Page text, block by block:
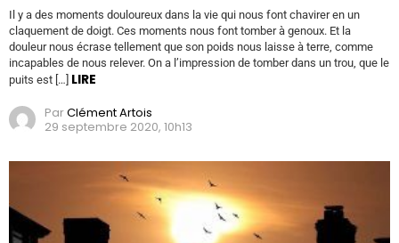
Il y a des moments douloureux dans la vie qui nous font chavirer en un
claquement de doigt. Ces moments nous font tomber à genoux. Et la
douleur nous écrase tellement que son poids nous laisse à terre, comme
incapables de nous relever. On a l’impression de tomber dans un trou, que le
puits est […] LIRE
ParClément Artois
29 septembre 2020, 10h13